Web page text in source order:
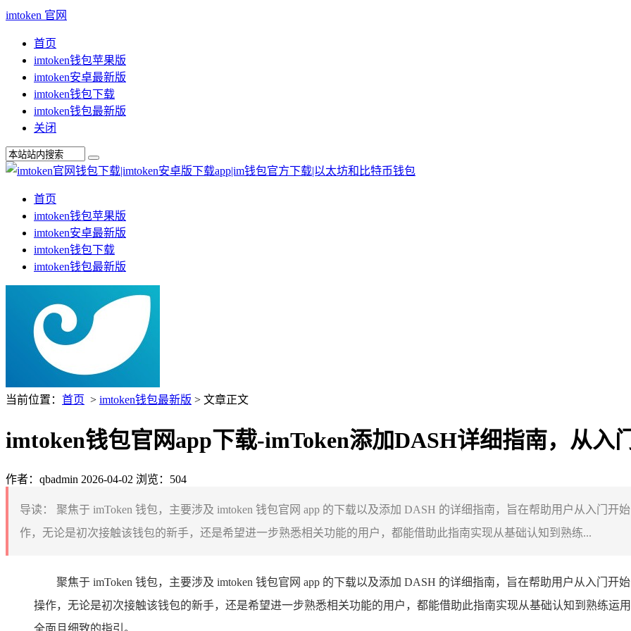
imtoken 官网
首页
imtoken钱包苹果版
imtoken安卓最新版
imtoken钱包下载
imtoken钱包最新版
关闭
首页
imtoken钱包苹果版
imtoken安卓最新版
imtoken钱包下载
imtoken钱包最新版
当前位置： 首页 > imtoken钱包最新版 > 文章正文
imtoken钱包官网app下载-imToken添加DASH详细指南，从入
作者：qbadmin 2026-04-02 浏览：504
导读：
聚焦于 imToken 钱包，主要涉及 imtoken 钱包官网 app 的下载以及添加 DASH 的详细指南，旨在帮助用户从入门开
作，无论是初次接触该钱包的新手，还是希望进一步熟悉相关功能的用户，都能借助此指南实现从基础认知到熟练...
聚焦于 imToken 钱包，主要涉及 imtoken 钱包官网 app 的下载以及添加 DASH 的详细指南，旨在帮助用户从入门开
操作，无论是初次接触该钱包的新手，还是希望进一步熟悉相关功能的用户，都能借助此指南实现从基础认知到熟练运
全面且细致的指引。